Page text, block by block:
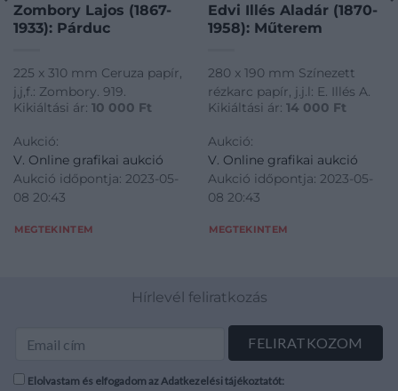
Zombory Lajos (1867-
1933): Párduc
225 x 310 mm Ceruza papír,
j,j,f.: Zombory. 919.
Kikiáltási ár: 10 000 Ft
Aukció:
V. Online grafikai aukció
Aukció időpontja: 2023-05-
08 20:43
MEGTEKINTEM
Edvi Illés Aladár (1870-
1958): Műterem
280 x 190 mm Színezett
rézkarc papír, j.j.l: E. Illés A.
Kikiáltási ár: 14 000 Ft
Aukció:
V. Online grafikai aukció
Aukció időpontja: 2023-05-
08 20:43
MEGTEKINTEM
Hírlevél feliratkozás
Elolvastam és elfogadom az Adatkezelési tájékoztatót: